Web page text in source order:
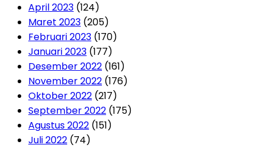
April 2023 (124)
Maret 2023 (205)
Februari 2023 (170)
Januari 2023 (177)
Desember 2022 (161)
November 2022 (176)
Oktober 2022 (217)
September 2022 (175)
Agustus 2022 (151)
Juli 2022 (74)